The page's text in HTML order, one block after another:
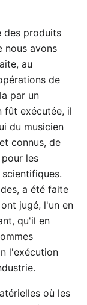
des produits
nous avons
au
de
par un
fût exécutée, il
du musicien
connus, de
les
a été faite
jugé, l'un en
qu'il en
l'exécution
où les